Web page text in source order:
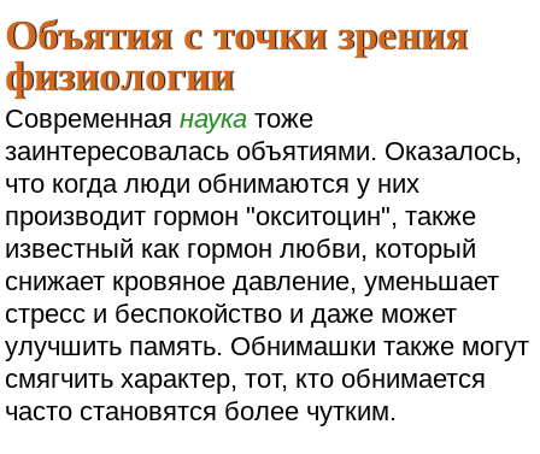
Объятия с точки зрения
физиологии
Современнаянаука тоже
заинтересовалась объятиями. Оказалось,
что когда люди обнимаются у них
производит гормон "окситоцин", также
известный как гормон любви, который
снижает кровяное давление, уменьшает
стресс и беспокойство и даже может
улучшить память. Обнимашки также могут
смягчить характер, тот, кто обнимается
часто становятся более чутким.